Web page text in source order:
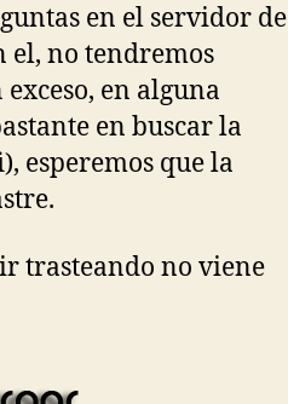
en el servidor de
el, no tendremos
en alguna
en buscar la
esperemos que la
trasteando no viene